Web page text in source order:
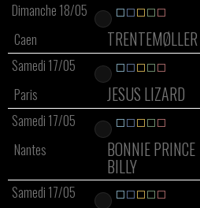
Dimanche 18/05
Caen
TRENTEMØLLER
Samedi 17/05
Paris
JESUS LIZARD
Samedi 17/05
Nantes
BONNIE PRINCE
BILLY
Samedi 17/05